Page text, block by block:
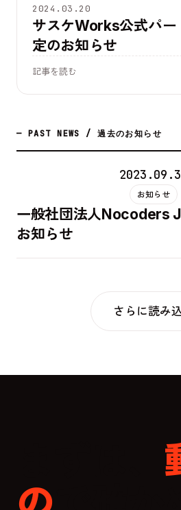
お知らせ
2024.03.20
サスケWorks公式パー
定のお知らせ
記事を読む
— PAST NEWS / 過去のお知らせ
お知らせ
一般社団法人Nocoders
お知らせ
さらに読み